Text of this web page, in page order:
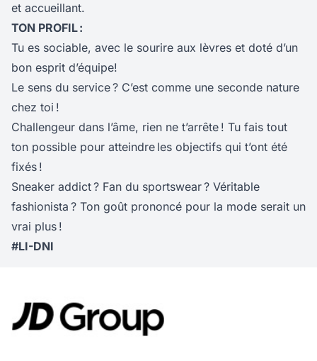
et accueillant.
TON PROFIL :
Tu es sociable, avec le sourire aux lèvres et doté d’un
bon esprit d’équipe!
Le sens du service ? C’est comme une seconde nature
chez toi !
Challengeur dans l’âme, rien ne t’arrête ! Tu fais tout
ton possible pour atteindre les objectifs qui t’ont été
fixés !
Sneaker addict ? Fan du sportswear ? Véritable
fashionista ? Ton goût prononcé pour la mode serait un
vrai plus !
#LI-DNI